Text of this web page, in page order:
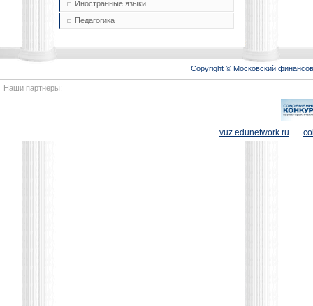
Иностранные языки
Педагогика
Copyright © Московский
Наши партнеры:
vuz.edunetwork.ru